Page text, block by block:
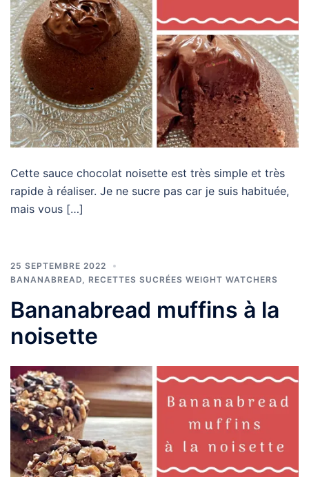
Cette sauce chocolat noisette est très simple et très
rapide à réaliser. Je ne sucre pas car je suis habituée,
mais vous […]
25 SEPTEMBRE 2022
BANANABREAD
RECETTES SUCRÉES WEIGHT WATCHERS
Bananabread muffins à la
noisette